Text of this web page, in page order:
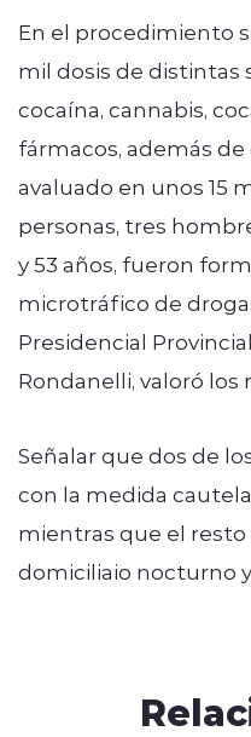
En el procedimiento
mil dosis de distintas
cocaína, cannabis,
fármacos, además
avaluado en unos 15
personas, tres
y 53 años, fueron
microtráfico de
Presidencial
Rondanelli, valoró los
Señalar que dos de
con la medida
mientras que el
domiciliaio nocturno